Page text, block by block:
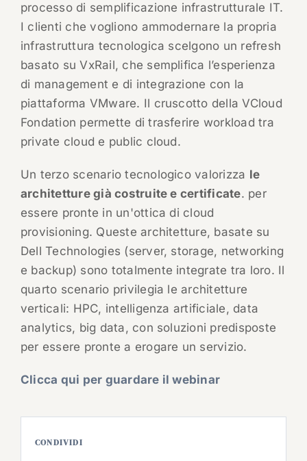
processo di semplificazione infrastrutturale IT.
I clienti che vogliono ammodernare la propria
infrastruttura tecnologica scelgono un refresh
basato su VxRail, che semplifica l’esperienza
di management e di integrazione con la
piattaforma VMware. Il cruscotto della VCloud
Fondation permette di trasferire workload tra
private cloud e public cloud.
Un terzo scenario tecnologico valorizza le
architetture già costruite e certificate. per
essere pronte in un'ottica di cloud
provisioning. Queste architetture, basate su
Dell Technologies (server, storage, networking
e backup) sono totalmente integrate tra loro. Il
quarto scenario privilegia le architetture
verticali: HPC, intelligenza artificiale, data
analytics, big data, con soluzioni predisposte
per essere pronte a erogare un servizio.
Clicca qui per guardare il webinar
CONDIVIDI